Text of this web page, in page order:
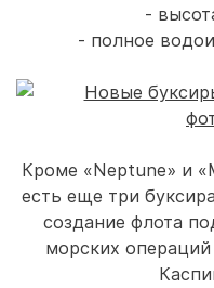
-
- полное
Кроме «Neptune» и
есть еще три
создание флота
морских операций